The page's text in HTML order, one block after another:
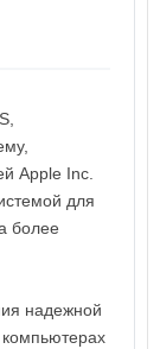
Apple Inc.
для
более
надежной